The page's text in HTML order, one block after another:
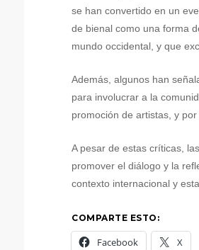
se han convertido en un
de bienal como una forma
mundo occidental, y que
Además, algunos han
para involucrar a la
promoción de artistas, y
A pesar de estas críticas,
promover el diálogo y la
contexto internacional y
COMPARTE ESTO:
Facebook X